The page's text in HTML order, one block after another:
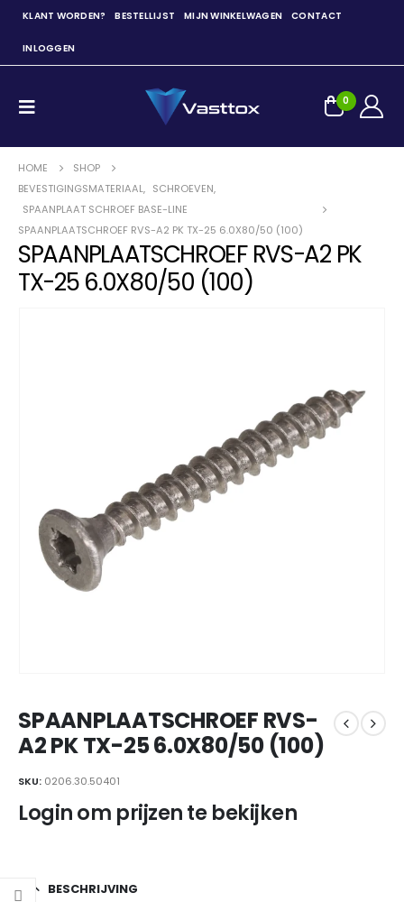
KLANT WORDEN? BESTELLIJST MIJN WINKELWAGEN CONTACT
INLOGGEN
0
HOME
SHOP
BEVESTIGINGSMATERIAAL, SCHROEVEN,
SPAANPLAAT SCHROEF BASE-LINE
SPAANPLAATSCHROEF RVS-A2 PK TX-25 6.0X80/50 (100)
SPAANPLAATSCHROEF RVS-A2 PK
TX-25 6.0X80/50 (100)
SPAANPLAATSCHROEF RVS-
A2 PK TX-25 6.0X80/50 (100)
SKU: 0206.30.50401
Login om prijzen te bekijken
BESCHRIJVING